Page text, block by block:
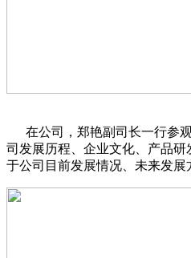
在公司，郑艳副司长一行参
司发展历程、企业文化、产品
于公司目前发展情况、未来发展